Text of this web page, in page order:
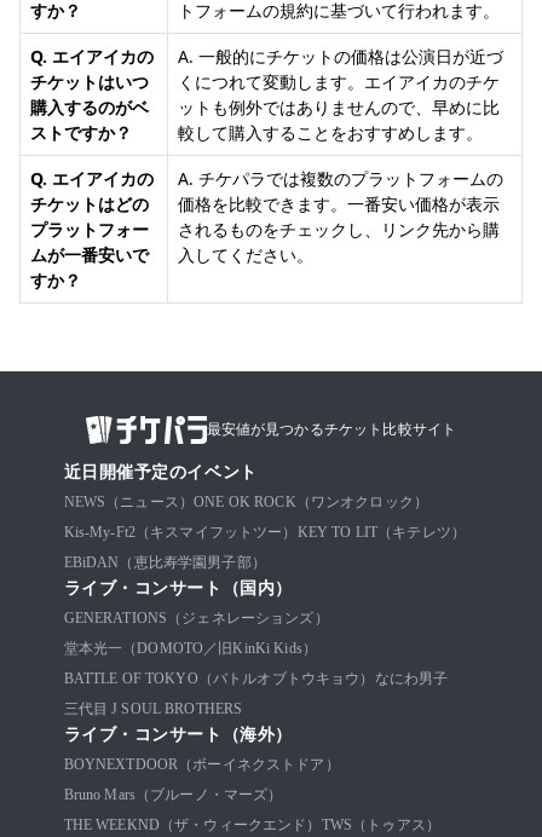
すか？
トフォームの規約に基づいて行われます。
Q. エイアイカの
チケットはいつ
購入するのがベ
ストですか？
A. 一般的にチケットの価格は公演日が近づ
くにつれて変動します。エイアイカのチケ
ットも例外ではありませんので、早めに比
較して購入することをおすすめします。
Q. エイアイカの
チケットはどの
プラットフォー
ムが一番安いで
すか？
A. チケパラでは複数のプラットフォームの
価格を比較できます。一番安い価格が表示
されるものをチェックし、リンク先から購
入してください。
最安値が見つかるチケット比較サイト
近日開催予定のイベント
NEWS（ニュース） ONE OK ROCK（ワンオクロック）
Kis-My-Ft2（キスマイフットツー） KEY TO LIT（キテレツ）
EBiDAN（恵比寿学園男子部）
ライブ・コンサート（国内）
GENERATIONS（ジェネレーションズ）
堂本光一（DOMOTO／旧KinKi Kids）
BATTLE OF TOKYO（バトルオブトウキョウ）
なにわ男子
三代目 J SOUL BROTHERS
ライブ・コンサート（海外）
BOYNEXTDOOR（ボーイネクストドア）
Bruno Mars（ブルーノ・マーズ）
THE WEEKND（ザ・ウィークエンド） TWS（トゥアス）